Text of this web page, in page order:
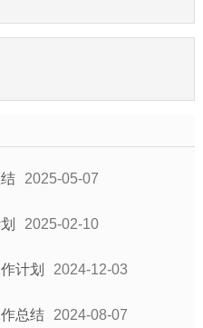
2025-05-07
2025-02-10
计划 2024-12-03
总结 2024-08-07